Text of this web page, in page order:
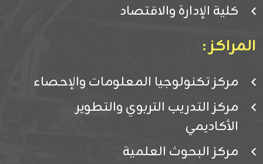
كلية الإدارة والاقتصاد
المراكز :
مركز تكنولوجيا المعلومات والإحصاء
مركز التدريب التربوي والتطوير
الأكاديمي
مركز البحوث العلمية